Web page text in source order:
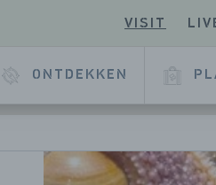
VISIT
ONTDEKKEN